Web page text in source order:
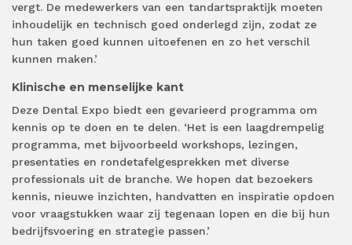
vergt. De medewerkers van een tandartspraktijk moeten
inhoudelijk en technisch goed onderlegd zijn, zodat ze
hun taken goed kunnen uitoefenen en zo het verschil
kunnen maken.’
Klinische en menselijke kant
Deze Dental Expo biedt een gevarieerd programma om
kennis op te doen en te delen. ‘Het is een laagdrempelig
programma, met bijvoorbeeld workshops, lezingen,
presentaties en rondetafelgesprekken met diverse
professionals uit de branche. We hopen dat bezoekers
kennis, nieuwe inzichten, handvatten en inspiratie opdoen
voor vraagstukken waar zij tegenaan lopen en die bij hun
bedrijfsvoering en strategie passen.’